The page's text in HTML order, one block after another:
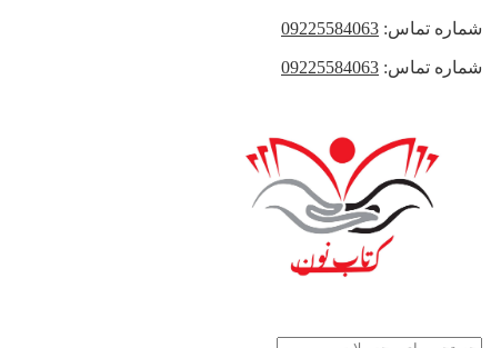
شماره تماس: 09225584063
شماره تماس: 09225584063